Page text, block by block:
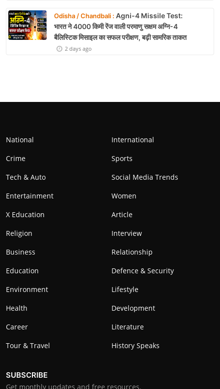
Odisha / Chandbali : Agni-4 Missile Test:
भारत ने 4000 किमी रेंज वाली परमाणु सक्षम अग्नि-4
बैलिस्टिक मिसाइल का सफल परीक्षण, बढ़ी सामरिक ताकत
2 days ago
National
International
Crime
Sports
Tech & Auto
Social Media Trends
Entertainment
Women
X Education
Article
Religion
Interview
Business
Relationship
Education
Defence & Security
Environment
Lifestyle
Health
Development
Career
Literature
Tour & Travel
History Speaks
SUBSCRIBE
Get monthly updates and free resources.